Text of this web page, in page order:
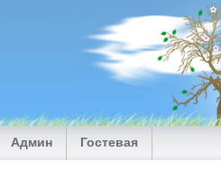
Админ Гостевая